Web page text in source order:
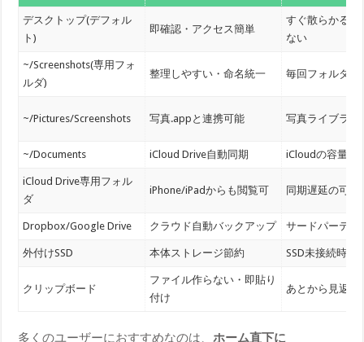
デスクトップ(デフォル
ト)
即確認・アクセス簡単
すぐ散らかる・
ない
~/Screenshots(専用フォ
ルダ)
整理しやすい・命名統一 毎回フォルダを
~/Pictures/Screenshots 写真.appと連携可能 写真ライブラリ
~/Documents iCloud Drive自動同期 iCloudの容量を
iCloud Drive専用フォル
ダ
iPhone/iPadからも閲覧可 同期遅延の可能
Dropbox/Google Drive クラウド自動バックアップ サードパーティ
外付けSSD 本体ストレージ節約 SSD未接続時は
クリップボード
ファイル作らない・即貼り
付け
あとから見返せ
多くのユーザーにおすすめなのは、ホーム直下に